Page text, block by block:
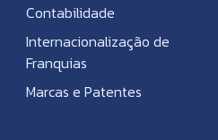
Contabilidade
Internacionalização de
Franquias
Marcas e Patentes